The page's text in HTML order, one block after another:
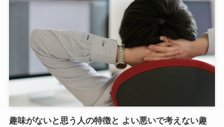
趣味がないと思う人の特徴と よい悪いで考えない趣